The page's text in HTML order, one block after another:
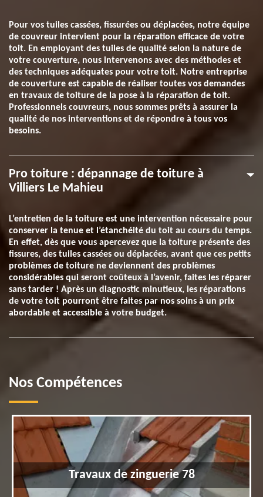
Pour vos tuiles cassées, fissurées ou déplacées, notre équipe
de couvreur intervient pour la réparation efficace de votre
toit. En employant des tuiles de qualité selon la nature de
votre couverture, nous intervenons avec des méthodes et
des techniques adéquates pour votre toit. Notre entreprise
de couverture est capable de réaliser toutes vos demandes
en travaux de toiture de la pose à la réparation de toit.
Professionnels couvreurs, nous sommes prêts à assurer la
qualité de nos interventions et de répondre à tous vos
besoins.
Pro toiture : dépannage de toiture à
Villiers Le Mahieu
L’entretien de la toiture est une intervention nécessaire pour
conserver la tenue et l’étanchéité du toit au cours du temps.
En effet, dès que vous apercevez que la toiture présente des
fissures, des tuiles cassées ou déplacées, avant que ces petits
problèmes de toiture ne deviennent des problèmes
considérables qui seront coûteux à l’avenir, faites les réparer
sans tarder ! Après un diagnostic minutieux, les réparations
de votre toit pourront être faites par nos soins à un prix
abordable et accessible à votre budget.
Nos Compétences
Travaux de zinguerie 78